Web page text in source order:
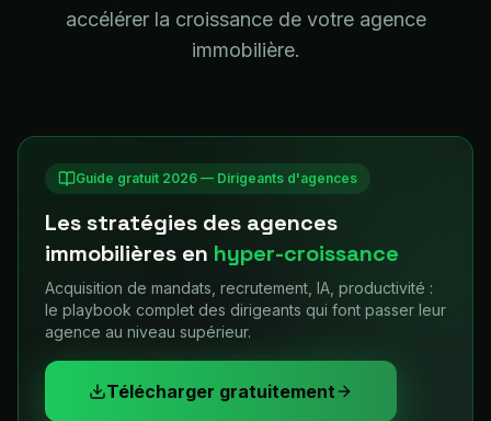
accélérer la croissance de votre agence
immobilière.
Guide gratuit 2026 — Dirigeants d'agences
Les stratégies des agences
immobilières en hyper-croissance
Acquisition de mandats, recrutement, IA, productivité :
le playbook complet des dirigeants qui font passer leur
agence au niveau supérieur.
Télécharger gratuitement